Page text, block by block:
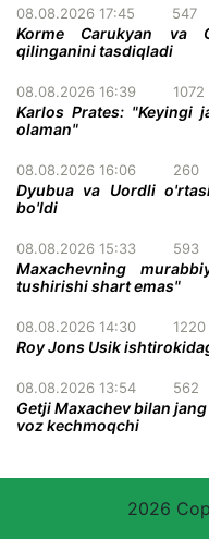
08.08.2026 17:45 547
Korme Carukyan va
qilinganini tasdiqladi
08.08.2026 16:39 1072
Karlos Prates: "Keyingi
olaman"
08.08.2026 16:06 260
Dyubua va Uordli
bo'ldi
08.08.2026 15:33 593
Maxachevning
tushirishi shart emas"
08.08.2026 14:30 1220
Roy Jons Usik
08.08.2026 13:54 562
Getji Maxachev bilan
voz kechmoqchi
2026